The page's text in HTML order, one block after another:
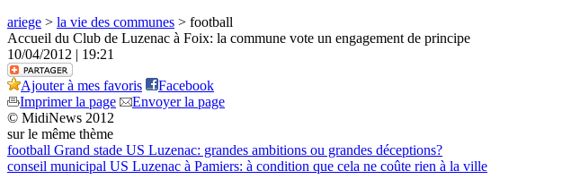
ariege > la vie des communes > football
Accueil du Club de Luzenac à Foix: la commune vote un engagement de principe
10/04/2012 | 19:21
Ajouter à mes favoris
Facebook
Imprimer la page
Envoyer la page
© MidiNews 2012
sur le même thème
football Grand stade US Luzenac: grandes ambitions ou grandes déceptions?
conseil municipal US Luzenac à Pamiers: à condition que cela ne coûte rien à la ville